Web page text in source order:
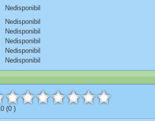
Nedisponibil
Nedisponibil
Nedisponibil
Nedisponibil
Nedisponibil
Nedisponibil
(0 )